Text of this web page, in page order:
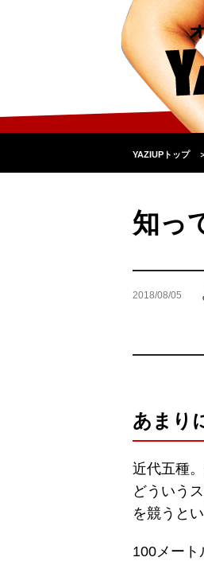
YAZIUPトップ
知っ
2018/08/05
あまり
近代五種
どういう
を競うと
100メート